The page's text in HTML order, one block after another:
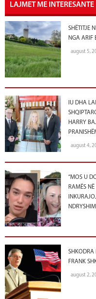
LAJMET ME INTERESANTE
SHËTITJE
NGA ARIF
august 5,
IU DHA
HARRY
august 4,
“MOS U
RAMËS
SHKODRA
FRANK
august 2,